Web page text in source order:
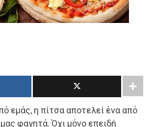
εμάς, η πίτσα αποτελεί ένα από
φαγητά. Όχι μόνο επειδή